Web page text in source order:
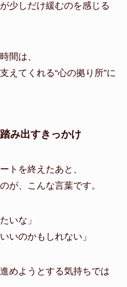
少しだけ緩むのを感じる
間は、
えてくれる“心の拠り所”に
み出すきっかけ
トを終えたあと、
が、こんな言葉です。
いな」
いのかもしれない」
めようとする気持ちでは